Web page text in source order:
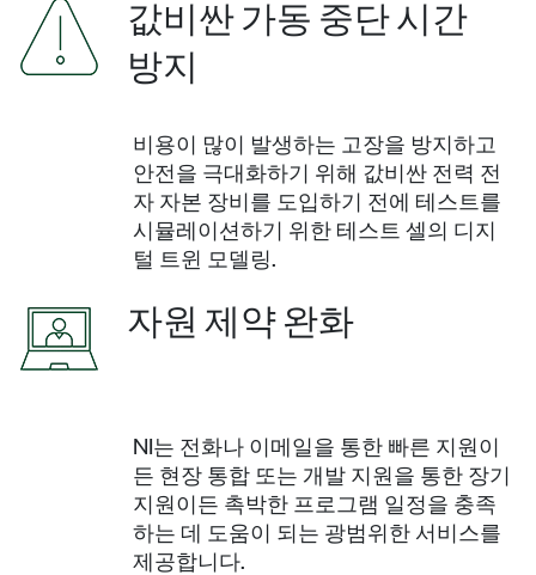
값비싼 가동 중단 시간
방지
비용이 많이 발생하는 고장을 방지하고
안전을 극대화하기 위해 값비싼 전력 전
자 자본 장비를 도입하기 전에 테스트를
시뮬레이션하기 위한 테스트 셀의 디지
털 트윈 모델링.
자원 제약 완화
NI는 전화나 이메일을 통한 빠른 지원이
든 현장 통합 또는 개발 지원을 통한 장기
지원이든 촉박한 프로그램 일정을 충족
하는 데 도움이 되는 광범위한 서비스를
제공합니다.